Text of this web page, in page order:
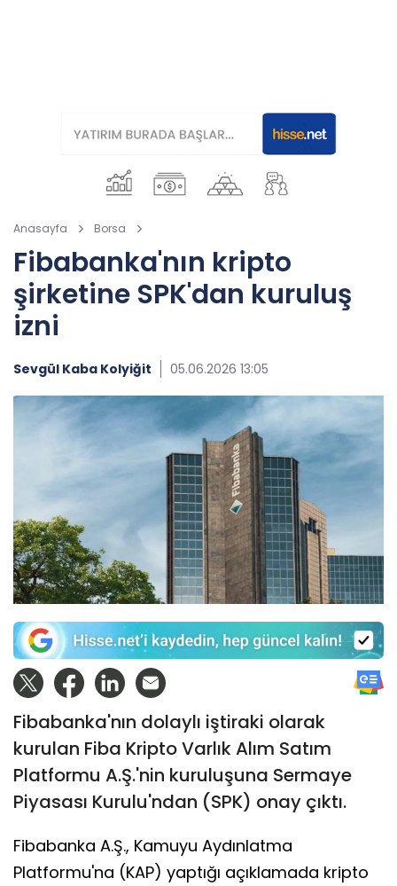
Anasayfa Borsa
Fibabanka'nın kripto
şirketine SPK'dan kuruluş
izni
Sevgül Kaba Kolyiğit 05.06.2026 13:05
Fibabanka'nın dolaylı iştiraki olarak
kurulan Fiba Kripto Varlık Alım Satım
Platformu A.Ş.'nin kuruluşuna Sermaye
Piyasası Kurulu'ndan (SPK) onay çıktı.
Fibabanka A.Ş., Kamuyu Aydınlatma
Platformu'na (KAP) yaptığı açıklamada kripto